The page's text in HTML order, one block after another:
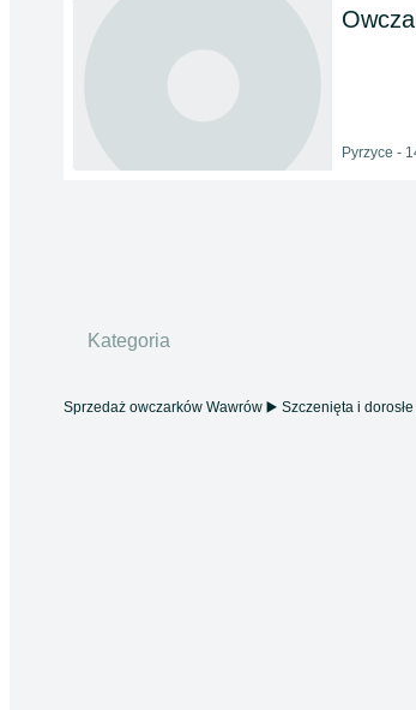
Pyrzyce -
Kategoria
Sprzedaż owczarków Wawrów ▶️ Szczenięta i